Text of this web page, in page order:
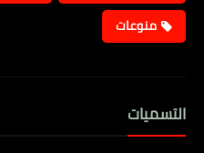
منوعات
التسميات